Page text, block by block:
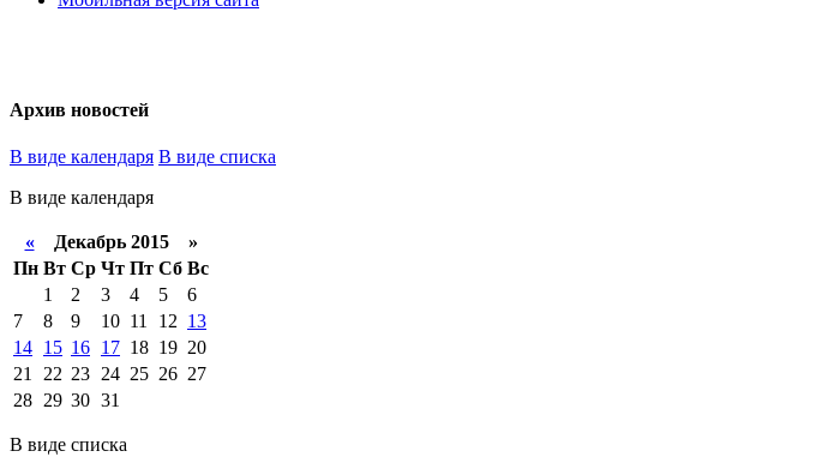
Архив новостей
В виде календаря В виде списка
В виде календаря
«Декабрь 2015 »
Пн Вт Ср Чт Пт Сб Вс
1
2 3 4 5
6
7
8 9 10 11 12 13
14 15 16 17 18 19 20
21
22 23 24 25 26 27
28 29 30 31
В виде списка